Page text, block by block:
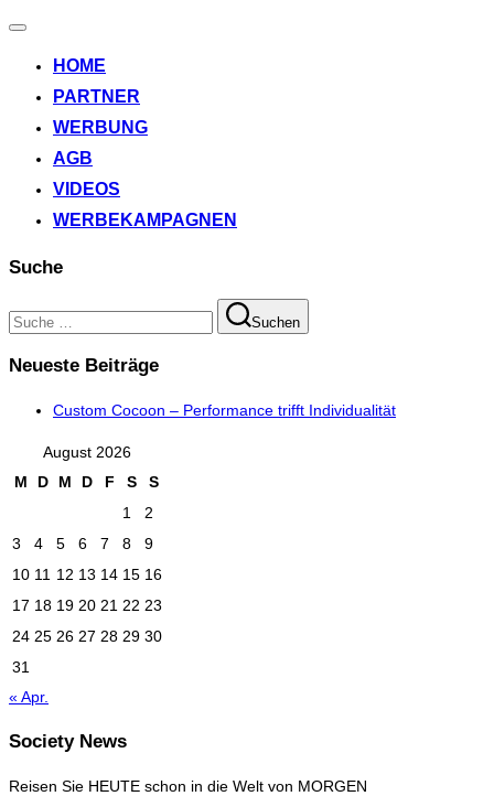
Navigation
HOME
PARTNER
WERBUNG
AGB
VIDEOS
WERBEKAMPAGNEN
Suche
Suchen
nach:
Suchen
Neueste Beiträge
Custom Cocoon – Performance trifft Individualität
August 2026
M
D M D F S
S
1
2
3
4 5 6 7 8
9
10 11 12 13 14 15 16
17 18 19 20 21 22 23
24 25 26 27 28 29 30
31
« Apr.
Society News
Reisen Sie HEUTE schon in die Welt von MORGEN